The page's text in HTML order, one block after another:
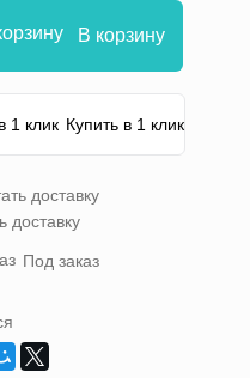
В корзину
Купить в 1 клик
доставку
Под заказ